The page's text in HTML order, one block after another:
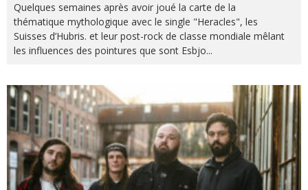
Quelques semaines après avoir joué la carte de la
thématique mythologique avec le single "Heracles", les
Suisses d’Hubris. et leur post-rock de classe mondiale mêlant
les influences des pointures que sont Esbjo...